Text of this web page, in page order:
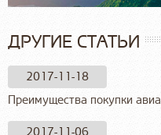
ДРУГИЕ СТАТЬИ
2017-11-18
Преимущества покупки